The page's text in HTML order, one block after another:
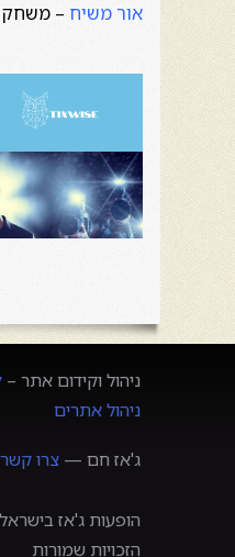
אור משיח – משחק
ניהול וקידום אתר –
ניהול אתרים
ג'אז חם — צרו קשר
הופעות ג'אז
הזכויות שמורות